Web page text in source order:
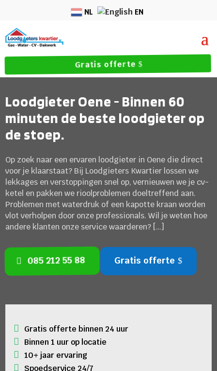
NL EN
Gratis offerte
Loodgieter Oene - Binnen 60
minuten de beste loodgieter op
de stoep.
Op zoek naar een ervaren loodgieter in Oene die direct
voor je klaarstaat? Bij Loodgieters Kwartier lossen we
lekkages en verstoppingen snel op, vernieuwen we je cv-
ketel en pakken we rioolproblemen doeltreffend aan.
Problemen met waterdruk of een kapotte kraan worden
vlot verholpen door onze professionals. Wil je weten hoe
andere klanten onze service waarderen? […]
085 212 55 88 Gratis offerte
Gratis offerte binnen 24 uur
Binnen 1 uur op locatie
10+ jaar ervaring
Spoedservice 24/7